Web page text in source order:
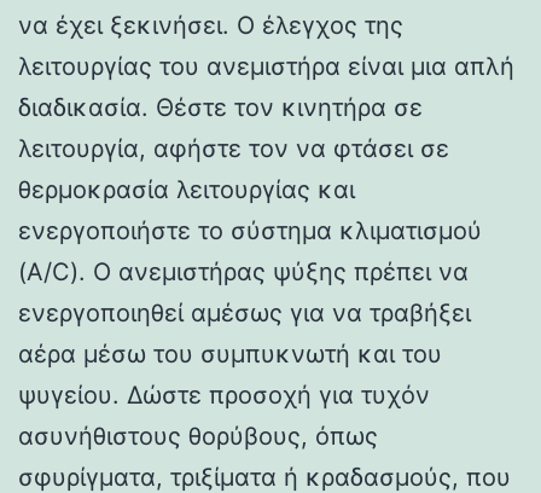
να έχει ξεκινήσει. Ο έλεγχος της
λειτουργίας του ανεμιστήρα είναι μια απλή
διαδικασία. Θέστε τον κινητήρα σε
λειτουργία, αφήστε τον να φτάσει σε
θερμοκρασία λειτουργίας και
ενεργοποιήστε το σύστημα κλιματισμού
(A/C). Ο ανεμιστήρας ψύξης πρέπει να
ενεργοποιηθεί αμέσως για να τραβήξει
αέρα μέσω του συμπυκνωτή και του
ψυγείου. Δώστε προσοχή για τυχόν
ασυνήθιστους θορύβους, όπως
σφυρίγματα, τριξίματα ή κραδασμούς, που